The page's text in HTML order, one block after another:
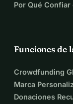
Por Qué
Funciones de
Crowdfunding
Marca
Donaciones